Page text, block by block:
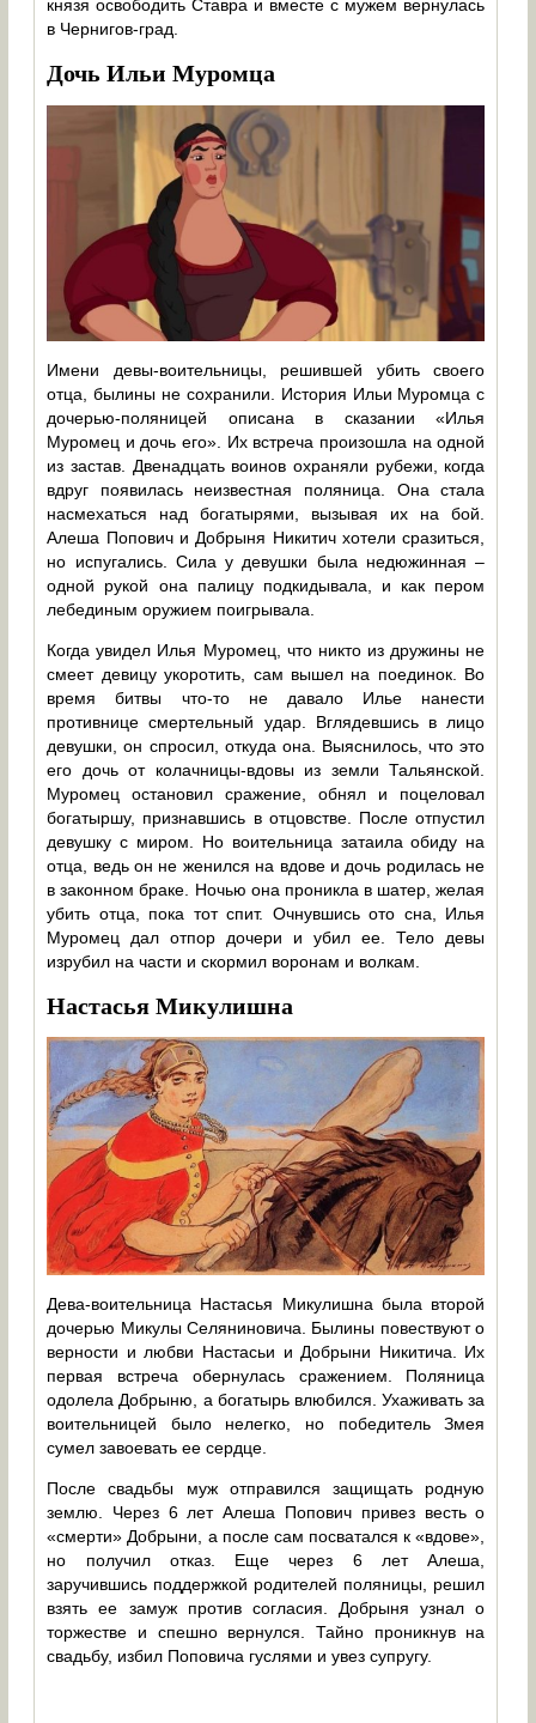
князя освободить Ставра и вместе с мужем вернулась
в Чернигов-град.
Дочь Ильи Муромца
Имени девы-воительницы, решившей убить своего
отца, былины не сохранили. История Ильи Муромца с
дочерью-поляницей описана в сказании «Илья
Муромец и дочь его». Их встреча произошла на одной
из застав. Двенадцать воинов охраняли рубежи, когда
вдруг появилась неизвестная поляница. Она стала
насмехаться над богатырями, вызывая их на бой.
Алеша Попович и Добрыня Никитич хотели сразиться,
но испугались. Сила у девушки была недюжинная –
одной рукой она палицу подкидывала, и как пером
лебединым оружием поигрывала.
Когда увидел Илья Муромец, что никто из дружины не
смеет девицу укоротить, сам вышел на поединок. Во
время битвы что-то не давало Илье нанести
противнице смертельный удар. Вглядевшись в лицо
девушки, он спросил, откуда она. Выяснилось, что это
его дочь от колачницы-вдовы из земли Тальянской.
Муромец остановил сражение, обнял и поцеловал
богатыршу, признавшись в отцовстве. После отпустил
девушку с миром. Но воительница затаила обиду на
отца, ведь он не женился на вдове и дочь родилась не
в законном браке. Ночью она проникла в шатер, желая
убить отца, пока тот спит. Очнувшись ото сна, Илья
Муромец дал отпор дочери и убил ее. Тело девы
изрубил на части и скормил воронам и волкам.
Настасья Микулишна
Дева-воительница Настасья Микулишна была второй
дочерью Микулы Селяниновича. Былины повествуют о
верности и любви Настасьи и Добрыни Никитича. Их
первая встреча обернулась сражением. Поляница
одолела Добрыню, а богатырь влюбился. Ухаживать за
воительницей было нелегко, но победитель Змея
сумел завоевать ее сердце.
После свадьбы муж отправился защищать родную
землю. Через 6 лет Алеша Попович привез весть о
«смерти» Добрыни, а после сам посватался к «вдове»,
но получил отказ. Еще через 6 лет Алеша,
заручившись поддержкой родителей поляницы, решил
взять ее замуж против согласия. Добрыня узнал о
торжестве и спешно вернулся. Тайно проникнув на
свадьбу, избил Поповича гуслями и увез супругу.